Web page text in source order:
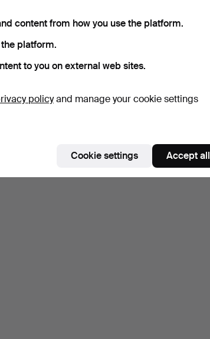
content from how you use the platform.
platform.
to you on external web sites.
policyand manage your cookie settings
Cookie settings Accept all